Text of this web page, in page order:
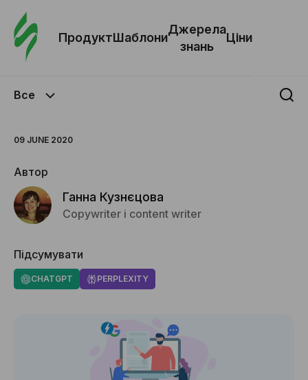
ПродуктШаблони
Джерела
знань
Ціни
Все
09 JUNE 2020
Автор
Ганна Кузнєцова
Copywriter і content writer
Підсумувати
CHATGPT PERPLEXITY